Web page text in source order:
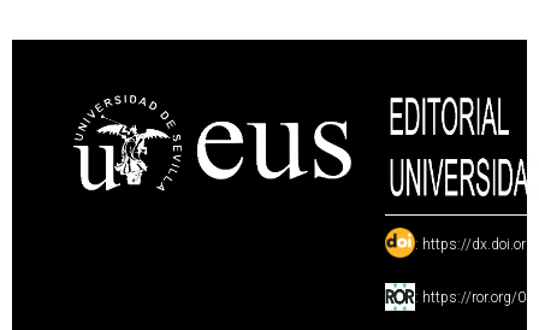
: https://
: https://ror.org/